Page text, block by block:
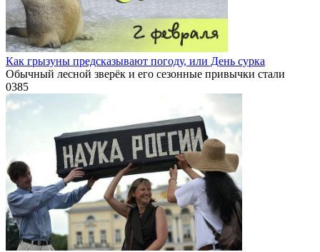
Как грызуны предсказывают погоду, или День сурка
Обычный лесной зверёк и его сезонные привычки стали
0385